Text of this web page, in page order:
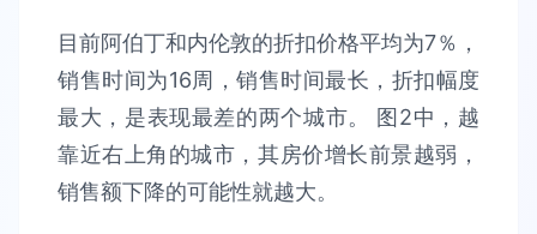
目前阿伯丁和内伦敦的折扣价格平均为7％，
销售时间为16周，销售时间最长，折扣幅度
最大，是表现最差的两个城市。 图2中，越
靠近右上角的城市，其房价增长前景越弱，
销售额下降的可能性就越大。